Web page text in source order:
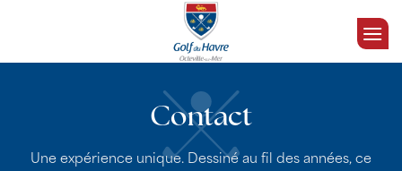
Contact
Une expérience unique. Dessiné au fil des années, ce